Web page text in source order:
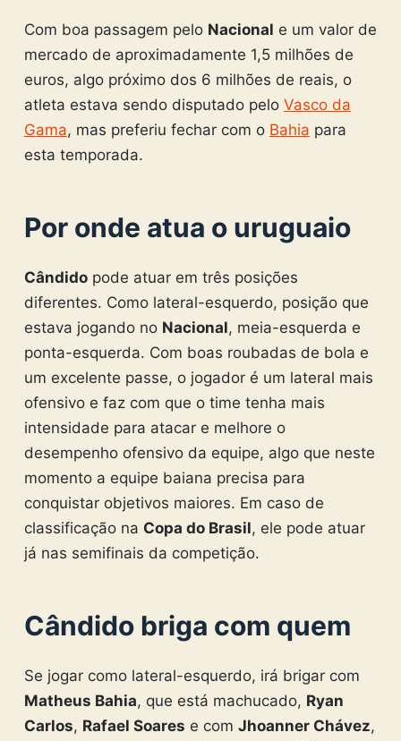
Com boa passagem pelo Nacional e um valor de
mercado de aproximadamente 1,5 milhões de
euros, algo próximo dos 6 milhões de reais, o
atleta estava sendo disputado pelo Vasco da
Gama, mas preferiu fechar com o Bahia para
esta temporada.
Por onde atua o uruguaio
Cândidopode atuar em três posições
diferentes. Como lateral-esquerdo, posição que
estava jogando no Nacional, meia-esquerda e
ponta-esquerda. Com boas roubadas de bola e
um excelente passe, o jogador é um lateral mais
ofensivo e faz com que o time tenha mais
intensidade para atacar e melhore o
desempenho ofensivo da equipe, algo que neste
momento a equipe baiana precisa para
conquistar objetivos maiores. Em caso de
classificação na Copa do Brasil, ele pode atuar
já nas semifinais da competição.
Cândido briga com quem
Se jogar como lateral-esquerdo, irá brigar com
Matheus Bahia, que está machucado, Ryan
Carlos, Rafael Soares e com Jhoanner Chávez,